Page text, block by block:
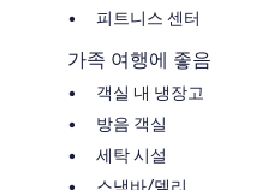
피트니스 센터
가족 여행에 좋음
객실 내 냉장고
방음 객실
세탁 시설